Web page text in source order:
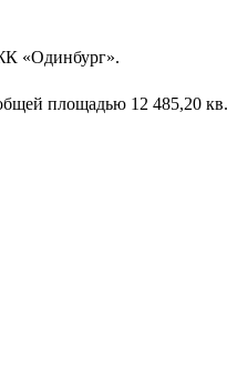
«Одинбург».
площадью 12 485,20